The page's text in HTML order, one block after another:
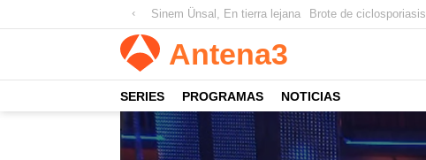
Sinem Ünsal, En tierra lejana Brote de ciclosporiasis
Antena3
SERIES PROGRAMAS NOTICIAS